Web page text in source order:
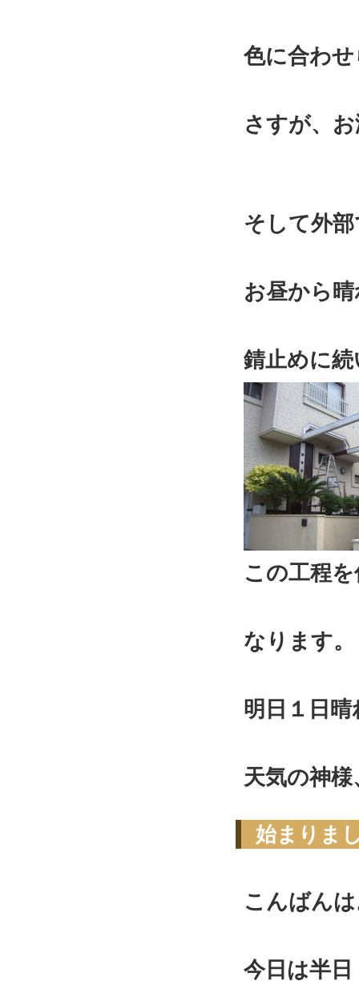
色に合わ
さすが、
そして外
お昼から
錆止めに
この工程
なります。
明日１日
天気の神
始まりま
こんばん
今日は半